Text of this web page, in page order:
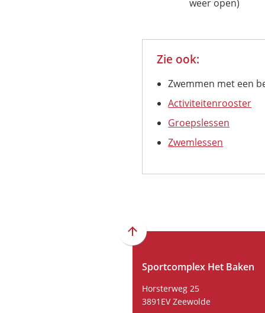
weer open)
Zie ook:
Zwemmen met een
Activiteitenrooster
Groepslessen
Zwemlessen
Scroll
boven
het
Sportcomplex Het Baken
Horsterweg 25
3891EV Zeewolde